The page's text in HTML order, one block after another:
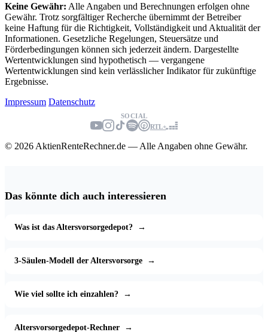
Keine Gewähr: Alle Angaben und Berechnungen erfolgen ohne
Gewähr. Trotz sorgfältiger Recherche übernimmt der Betreiber
keine Haftung für die Richtigkeit, Vollständigkeit und Aktualität der
Informationen. Gesetzliche Regelungen, Steuersätze und
Förderbedingungen können sich jederzeit ändern. Dargestellte
Wertentwicklungen sind hypothetisch — vergangene
Wertentwicklungen sind kein verlässlicher Indikator für zukünftige
Ergebnisse.
Impressum Datenschutz
SOCIAL
RTL+
© 2026 AktienRenteRechner.de — Alle Angaben ohne Gewähr.
Das könnte dich auch interessieren
Was ist das Altersvorsorgedepot? →
3-Säulen-Modell der Altersvorsorge →
Wie viel sollte ich einzahlen? →
Altersvorsorgedepot-Rechner →